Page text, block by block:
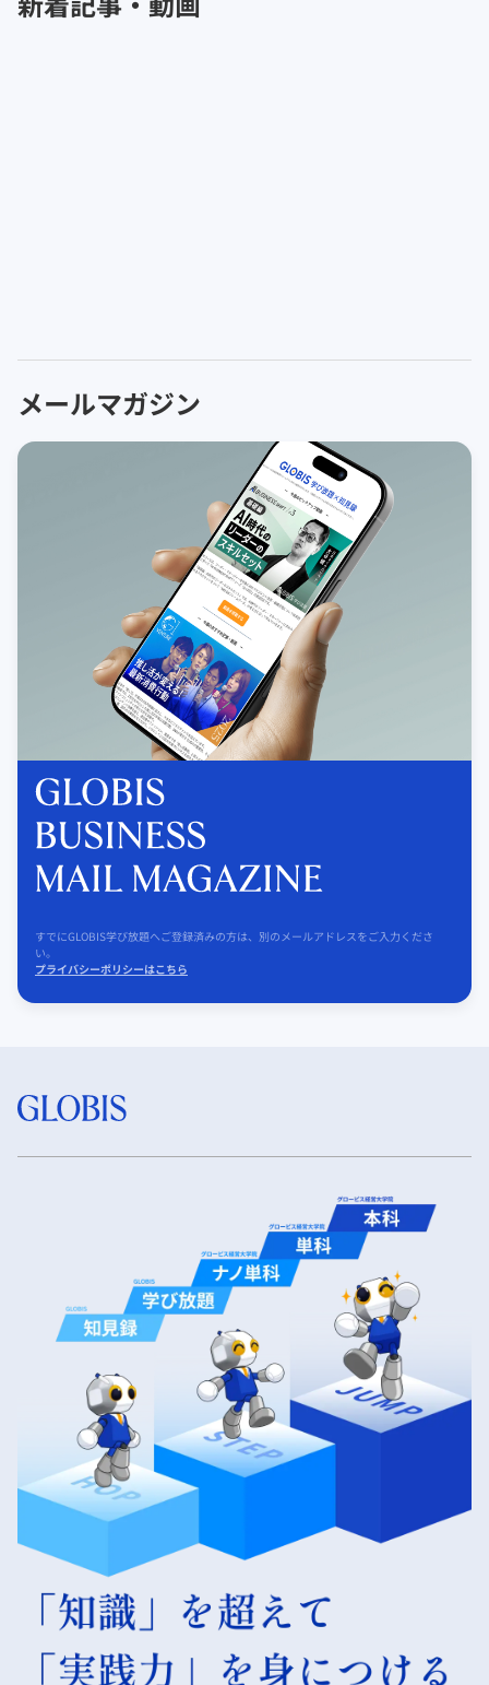
メールマガジン
すでにGLOBIS学び放題へご登録済みの方は、別のメールアドレスをご入力くださ
い。
プライバシーポリシーはこちら